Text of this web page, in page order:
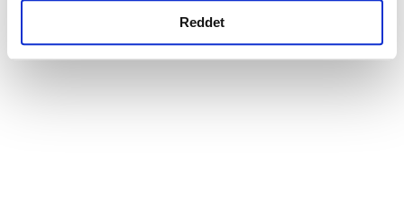
detaylı bilgi almak için lütfentıklayınız.
Reddet